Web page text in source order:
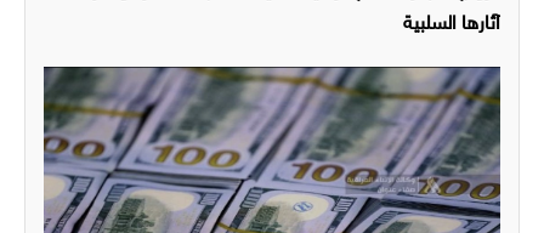
آثارها السلبية